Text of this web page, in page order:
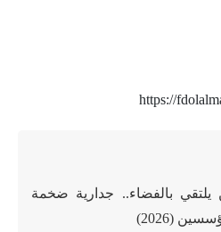
https://
بالفضاء.. جدارية ضخمة
(2026)